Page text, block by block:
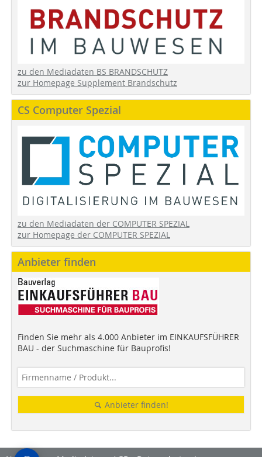
zu den Mediadaten BS BRANDSCHUTZ
zur Homepage Supplement Brandschutz
CS Computer Spezial
zu den Mediadaten der COMPUTER SPEZIAL
zur Homepage der COMPUTER SPEZIAL
Anbieter finden
Finden Sie mehr als 4.000 Anbieter im EINKAUFSFÜHRER
BAU - der Suchmaschine für Bauprofis!
Anbieter finden!